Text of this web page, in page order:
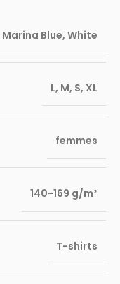
Marina Blue, White
L, M, S, XL
femmes
140-169 g/m²
T-shirts